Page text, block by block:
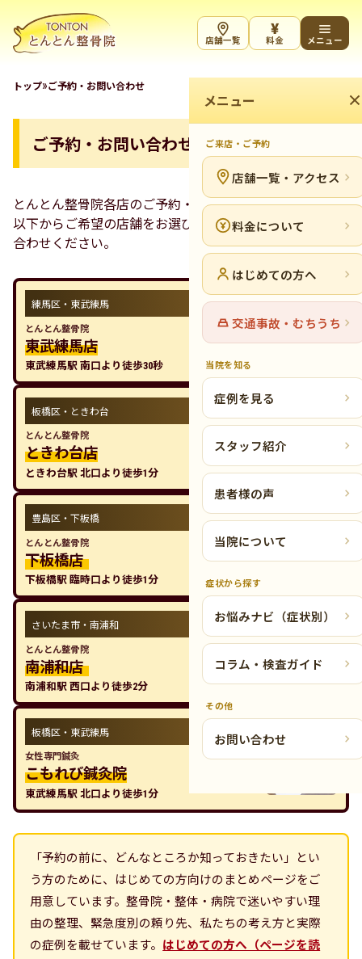
店舗一覧
¥
料金 メニュー
メニュー
ご来店・ご予約
店舗一覧・アクセス
料金について
はじめての方へ
交通事故・むちうち
当院を知る
症例を見る
スタッフ紹介
患者様の声
当院について
症状から探す
お悩みナビ（症状別）
コラム・検査ガイド
その他
お問い合わせ
トップ»ご予約・お問い合わせ
ご予約・お問い合わせ
とんとん整骨院各店のご予約・お問い合せフォームです。
以下からご希望の店舗をお選びいただき、ご予約・お問い
合わせください。
練馬区・東武練馬
とんとん整骨院
東武練馬店
東武練馬駅 南口より徒歩30秒
板橋区・ときわ台
とんとん整骨院
ときわ台店
ときわ台駅 北口より徒歩1分
豊島区・下板橋
とんとん整骨院
下板橋店
下板橋駅 臨時口より徒歩1分
さいたま市・南浦和
とんとん整骨院
南浦和店
南浦和駅 西口より徒歩2分
板橋区・東武練馬
女性専門鍼灸
こもれび鍼灸院
東武練馬駅 北口より徒歩1分
「予約の前に、どんなところか知っておきたい」とい
う方のために、はじめての方向けのまとめページをご
用意しています。整骨院・整体・病院で迷いやすい理
由の整理、緊急度別の頼り先、私たちの考え方と実際
の症例を載せています。 はじめての方へ（ページを読